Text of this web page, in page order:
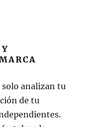
analizan tu
de tu